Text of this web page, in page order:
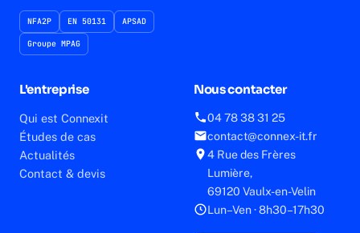
NFA2P EN 50131 APSAD
Groupe MPAG
L'entreprise
Qui est Connexit
Études de cas
Actualités
Contact & devis
Nous contacter
04 78 38 31 25
contact@connex-it.fr
4 Rue des Frères
Lumière,
69120 Vaulx-en-Velin
Lun–Ven · 8h30–17h30